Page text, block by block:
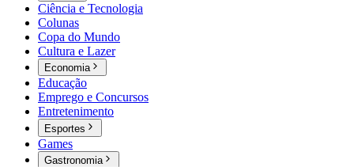
Ciência e Tecnologia
Colunas
Copa do Mundo
Cultura e Lazer
Economia
Educação
Emprego e Concursos
Entretenimento
Esportes
Games
Gastronomia